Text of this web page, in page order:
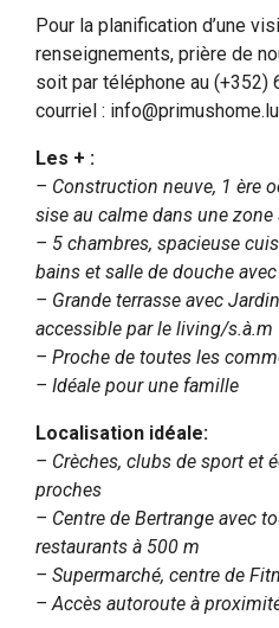
Pour la planification d’une
renseignements, prière de
soit par téléphone au (+352)
courriel :
Les + :
– Construction neuve, 1 ère
sise au calme dans une zone
– 5 chambres, spacieuse
bains et salle de douche
– Grande terrasse avec
accessible par le living/s.à.m
– Proche de toutes les
– Idéale pour une famille
Localisation idéale:
– Crèches, clubs de sport et
proches
– Centre de Bertrange avec
restaurants à 500 m
– Supermarché, centre de
– Accès autoroute à